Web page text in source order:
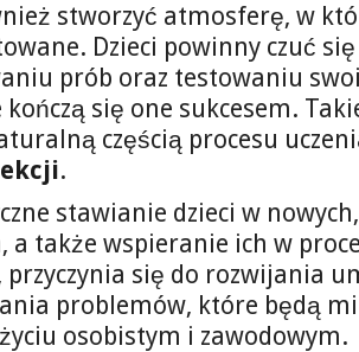
stworzyć atmosferę, w
Dzieci powinny czuć
prób oraz testowaniu
kończą się one sukcesem.
częścią procesu
.
stawianie dzieci w
a także wspieranie ich w
przyczynia się do rozwijania
problemów, które będą
życiu osobistym i zawodowym.